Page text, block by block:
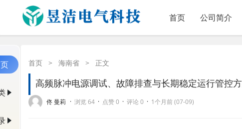
首页 公司简介
首页 > 海南省 > 正文
高频脉冲电源调试、故障排查与长期稳定运行管控
佟 曼莉 · 浏览 64 · 点赞 0 · 评论 0 · 1个月前 (07-09)